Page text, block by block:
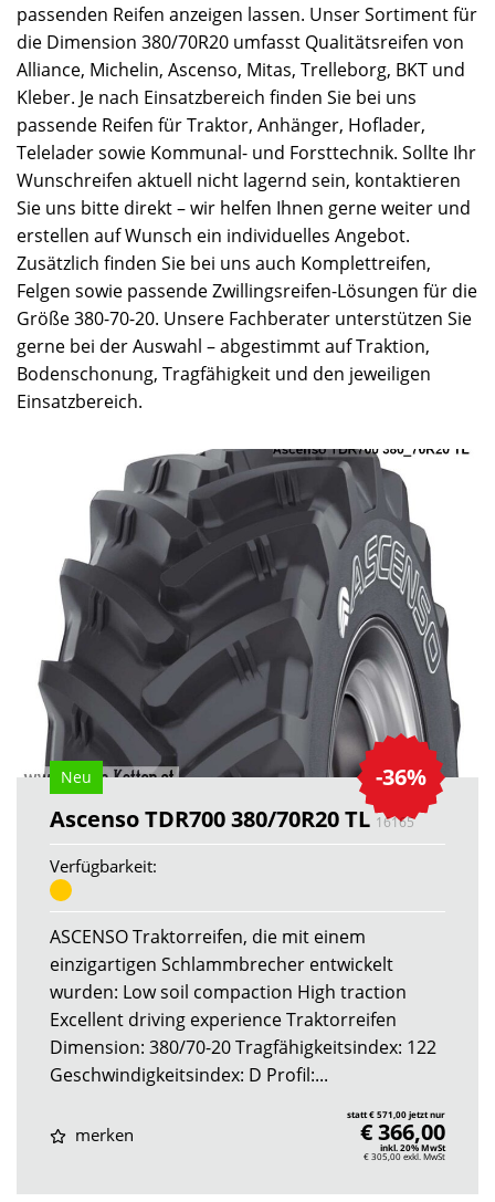
passenden Reifen anzeigen lassen. Unser Sortiment für
die Dimension 380/70R20 umfasst Qualitätsreifen von
Alliance, Michelin, Ascenso, Mitas, Trelleborg, BKT und
Kleber. Je nach Einsatzbereich finden Sie bei uns
passende Reifen für Traktor, Anhänger, Hoflader,
Telelader sowie Kommunal- und Forsttechnik. Sollte Ihr
Wunschreifen aktuell nicht lagernd sein, kontaktieren
Sie uns bitte direkt – wir helfen Ihnen gerne weiter und
erstellen auf Wunsch ein individuelles Angebot.
Zusätzlich finden Sie bei uns auch Komplettreifen,
Felgen sowie passende Zwillingsreifen-Lösungen für die
Größe 380-70-20. Unsere Fachberater unterstützen Sie
gerne bei der Auswahl – abgestimmt auf Traktion,
Bodenschonung, Tragfähigkeit und den jeweiligen
Einsatzbereich.
-36%
Neu
Ascenso TDR700 380/70R20 TL16165
Verfügbarkeit:
ASCENSO Traktorreifen, die mit einem
einzigartigen Schlammbrecher entwickelt
wurden: Low soil compaction High traction
Excellent driving experience Traktorreifen
Dimension: 380/70-20 Tragfähigkeitsindex: 122
Geschwindigkeitsindex: D Profil:...
merken
statt € 571,00 jetzt nur
€ 366,00
inkl. 20% MwSt
€ 305,00exkl. MwSt